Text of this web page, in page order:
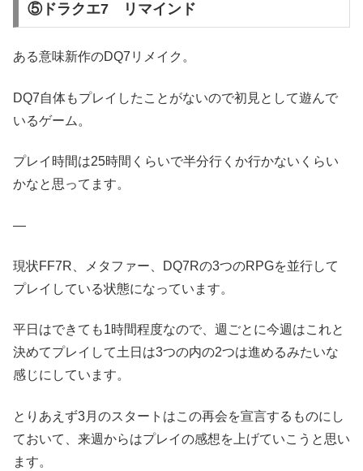
⑤ドラクエ7 リマインド
ある意味新作のDQ7リメイク。
DQ7自体もプレイしたことがないので初見として遊んで
いるゲーム。
プレイ時間は25時間くらいで半分行くか行かないくらい
かなと思ってます。
—
現状FF7R、メタファー、DQ7Rの3つのRPGを並行して
プレイしている状態になっています。
平日はできても1時間程度なので、週ごとに今週はこれと
決めてプレイして土日は3つの内の2つは進めるみたいな
感じにしています。
とりあえず3月のスタートはこの再会を宣言するものにし
ておいて、来週からはプレイの感想を上げていこうと思い
ます。